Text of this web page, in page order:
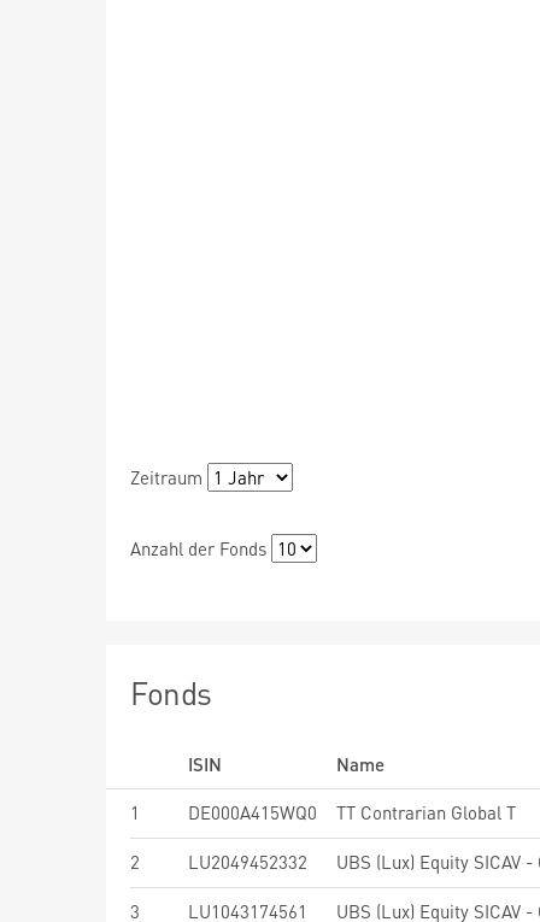
Zeitraum
Anzahl der Fonds
Fonds
ISIN
Name
1
DE000A415WQ0 TT Contrarian Global T
2 LU2049452332
3 LU1043174561